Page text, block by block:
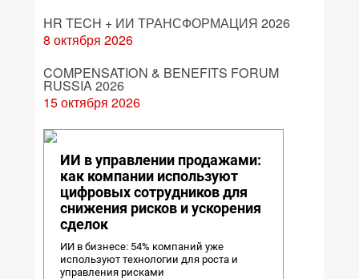
HR TECH + ИИ ТРАНСФОРМАЦИЯ 2026
8 октября 2026
COMPENSATION & BENEFITS FORUM
RUSSIA 2026
15 октября 2026
ИИ в управлении продажами:
как компании используют
цифровых сотрудников для
снижения рисков и ускорения
сделок
ИИ в бизнесе: 54% компаний уже
используют технологии для роста и
управления рисками